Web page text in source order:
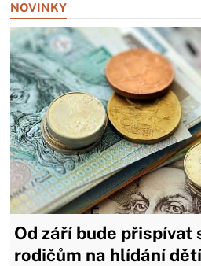
NOVINKY
Od září bude přispívat
rodičům na hlídání